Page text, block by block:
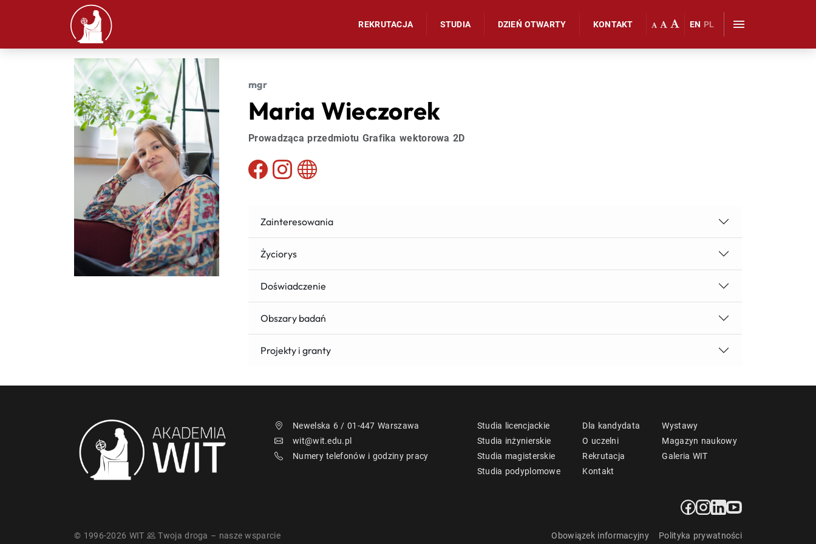
REKRUTACJA STUDIA DZIEŃ OTWARTY KONTAKT EN PL
mgr
Maria Wieczorek
Prowadząca przedmiotu Grafika wektorowa 2D
Zainteresowania
Życiorys
Doświadczenie
Obszary badań
Projekty i granty
Newelska 6 / 01-447 Warszawa
wit@wit.edu.pl
Numery telefonów i godziny pracy
Studia licencjackie
Studia inżynierskie
Studia magisterskie
Studia podyplomowe
Dla kandydata
O uczelni
Rekrutacja
Kontakt
Wystawy
Magazyn naukowy
Galeria WIT
© 1996-2026 WIT Twoja droga – nasze wsparcie Obowiązek informacyjny Polityka prywatności